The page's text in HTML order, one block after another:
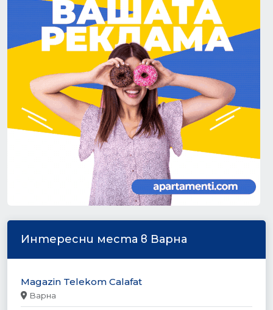
Интересни места в Варна
Magazin Telekom Calafat
Варна